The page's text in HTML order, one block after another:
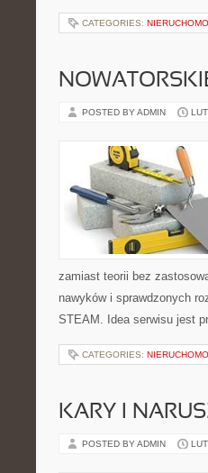
CATEGORIES:
POSTED BY ADMIN
zamiast teorii bez
nawyków i sprawdzonych
STEAM. Idea serwisu jest
CATEGORIES:
KARY I
POSTED BY ADMIN